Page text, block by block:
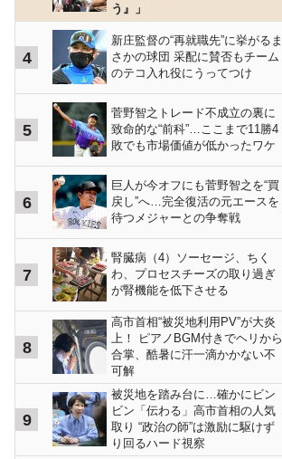
う』」
4
新庄監督の“再就職先”に挙がるま
さかの球団 采配に賛否もチーム
のテコ入れ役にうってつけ
5
菅野智之トレード不成立の裏に
致命的な“前科”…ここまで11勝4
敗でも市場価値が低かったワケ
6
巨人が今オフにも菅野智之を“買
戻し”へ…完全復活の元エースを
待つメジャーとの争奪戦
7
腎臓病（4）ソーセージ、ちく
わ、プロセスチーズの取り過ぎ
が腎機能を低下させる
8
高市首相“被災地利用PV”が大炎
上！ ピアノBGM付きでヘリから
合掌、酷暑に汗一滴かかない不
可解
9
被災地を踏み台に…確かにビン
ビン「伝わる」高市首相の人気
取り “政治の師”は激励に駆けず
り回るハード視察